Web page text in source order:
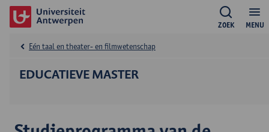
MENU
ZOEK
EDUCATIEVE MASTER
Eén taal en theater- en filmwetenschap